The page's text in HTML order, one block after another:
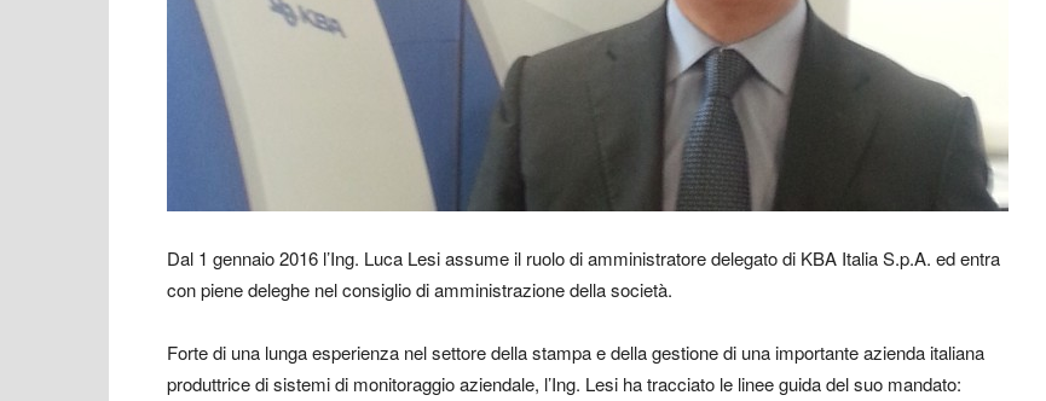
Dal 1 gennaio 2016 l’Ing. Luca Lesi assume il ruolo di amministratore delegato di KBA Italia S.p.A. ed entra
con piene deleghe nel consiglio di amministrazione della società.
Forte di una lunga esperienza nel settore della stampa e della gestione di una importante azienda italiana
produttrice di sistemi di monitoraggio aziendale, l’Ing. Lesi ha tracciato le linee guida del suo mandato: